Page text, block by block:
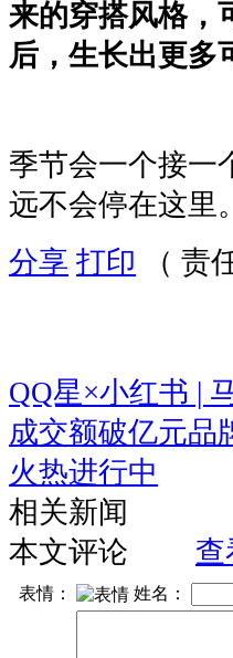
来的穿搭风格，
后，生长出更多
季节会一个接一
远不会停在这里。
分享 打印 （ 责
QQ星×小红书 |
成交额破亿元品
火热进行中
相关新闻
本文评论
查
表情： 姓名：